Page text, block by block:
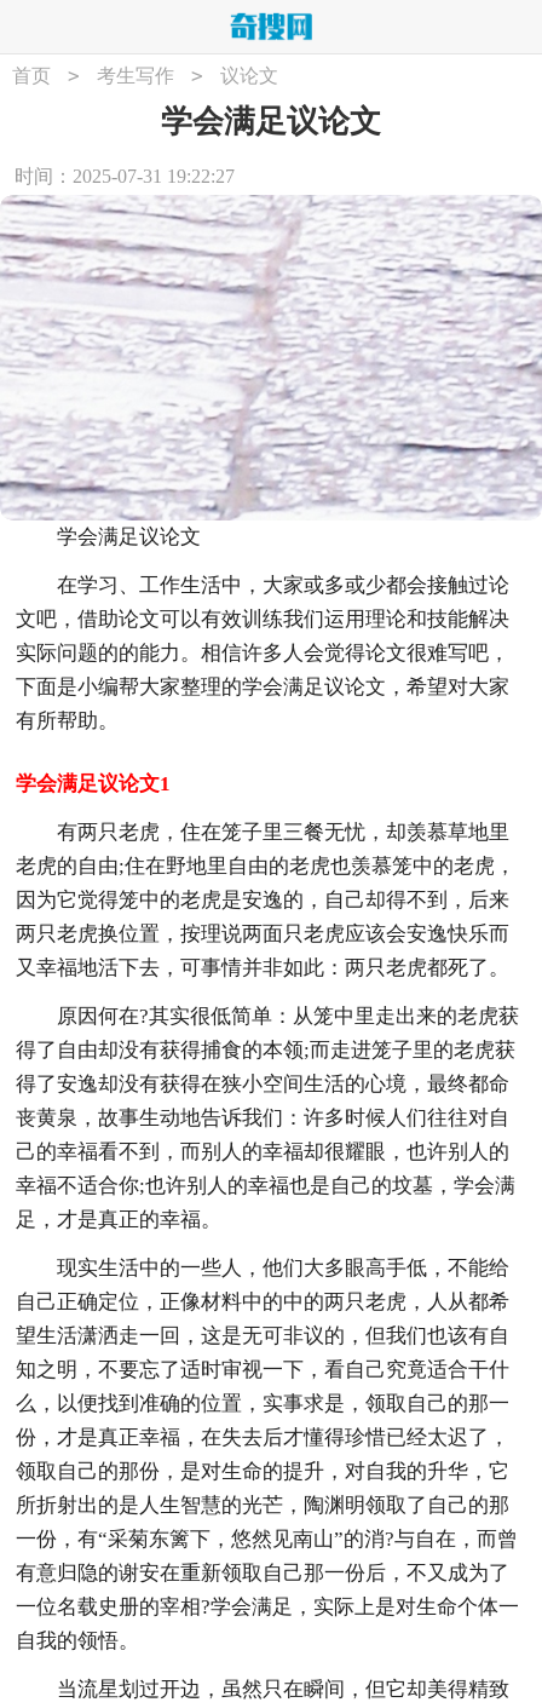
首页 > 考生写作 > 议论文
学会满足议论文
时间：2025-07-31 19:22:27
学会满足议论文
在学习、工作生活中，大家或多或少都会接触过论
文吧，借助论文可以有效训练我们运用理论和技能解决
实际问题的的能力。相信许多人会觉得论文很难写吧，
下面是小编帮大家整理的学会满足议论文，希望对大家
有所帮助。
学会满足议论文1
有两只老虎，住在笼子里三餐无忧，却羡慕草地里
老虎的自由;住在野地里自由的老虎也羡慕笼中的老虎，
因为它觉得笼中的老虎是安逸的，自己却得不到，后来
两只老虎换位置，按理说两面只老虎应该会安逸快乐而
又幸福地活下去，可事情并非如此：两只老虎都死了。
原因何在?其实很低简单：从笼中里走出来的老虎获
得了自由却没有获得捕食的本领;而走进笼子里的老虎获
得了安逸却没有获得在狭小空间生活的心境，最终都命
丧黄泉，故事生动地告诉我们：许多时候人们往往对自
己的幸福看不到，而别人的幸福却很耀眼，也许别人的
幸福不适合你;也许别人的幸福也是自己的坟墓，学会满
足，才是真正的幸福。
现实生活中的一些人，他们大多眼高手低，不能给
自己正确定位，正像材料中的中的两只老虎，人从都希
望生活潇洒走一回，这是无可非议的，但我们也该有自
知之明，不要忘了适时审视一下，看自己究竟适合干什
么，以便找到准确的位置，实事求是，领取自己的那一
份，才是真正幸福，在失去后才懂得珍惜已经太迟了，
领取自己的那份，是对生命的提升，对自我的升华，它
所折射出的是人生智慧的光芒，陶渊明领取了自己的那
一份，有“采菊东篱下，悠然见南山”的消?与自在，而曾
有意归隐的谢安在重新领取自己那一份后，不又成为了
一位名载史册的宰相?学会满足，实际上是对生命个体一
自我的领悟。
当流星划过开边，虽然只在瞬间，但它却美得精致